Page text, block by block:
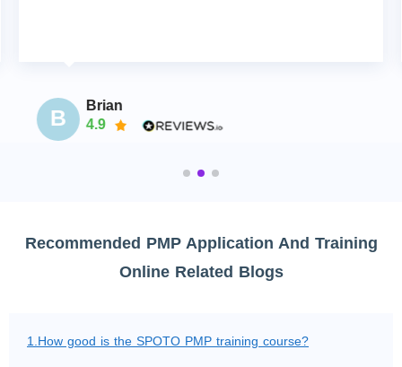
B
Brian
4.9
Recommended PMP Application And Training
Online Related Blogs
1.How good is the SPOTO PMP training course?